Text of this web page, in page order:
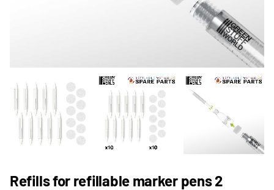
Refills for refillable marker pens 2